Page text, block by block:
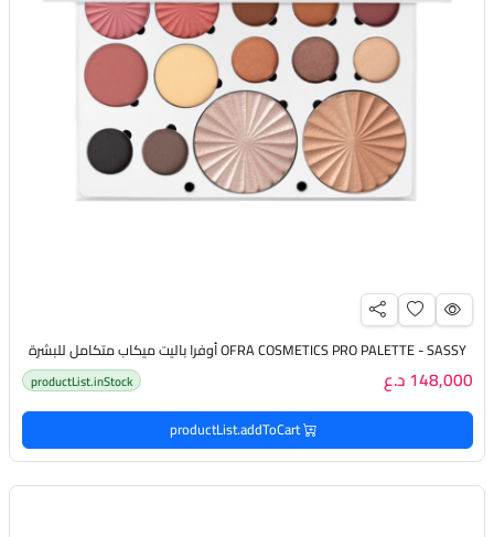
OFRA COSMETICS PRO PALETTE - SASSY أوفرا باليت ميكاب متكامل للبشرة
148,000 د.ع productList.inStock
productList.addToCart